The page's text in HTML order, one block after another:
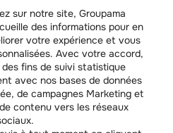
sur notre site, Groupama
des informations pour en
votre expérience et vous
Avec votre accord,
fins de suivi statistique
avec nos bases de données
de campagnes Marketing et
contenu vers les réseaux
ciblée
sur notre site web par nos
être utilisés par ces entreprises
et afin de vous proposer des
Ils fonctionnement uniquement en
appareil. Si vous n'acceptez pas
publicités moins ciblées sur vos